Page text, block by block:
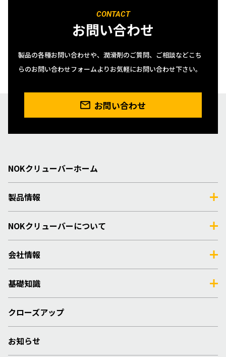
CONTACT
お問い合わせ
製品の各種お問い合わせや、潤滑剤のご質問、ご相談などこち
らのお問い合わせフォームよりお気軽にお問い合わせ下さい。
お問い合わせ
NOKクリューバーホーム
製品情報
NOKクリューバーについて
会社情報
基礎知識
クローズアップ
お知らせ